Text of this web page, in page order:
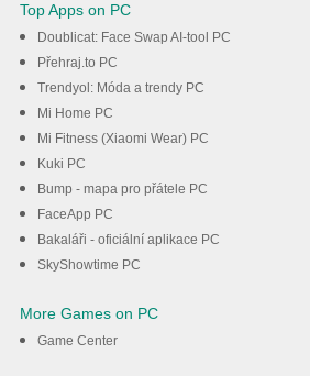
Top Apps on PC
Doublicat: Face Swap AI-tool PC
Přehraj.to PC
Trendyol: Móda a trendy PC
Mi Home PC
Mi Fitness (Xiaomi Wear) PC
Kuki PC
Bump - mapa pro přátele PC
FaceApp PC
Bakaláři - oficiální aplikace PC
SkyShowtime PC
More Games on PC
Game Center